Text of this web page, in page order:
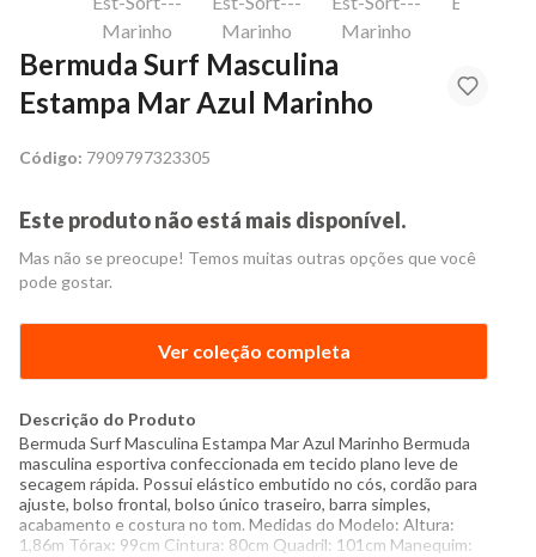
Bermuda Surf Masculina
Estampa Mar Azul Marinho
Código: 7909797323305
Este produto não está mais disponível.
Mas não se preocupe! Temos muitas outras opções que você
pode gostar.
Ver coleção completa
Descrição do Produto
Bermuda Surf Masculina Estampa Mar Azul Marinho Bermuda
masculina esportiva confeccionada em tecido plano leve de
secagem rápida. Possui elástico embutido no cós, cordão para
ajuste, bolso frontal, bolso único traseiro, barra simples,
acabamento e costura no tom. Medidas do Modelo: Altura:
1,86m Tórax: 99cm Cintura: 80cm Quadril: 101cm Manequim: